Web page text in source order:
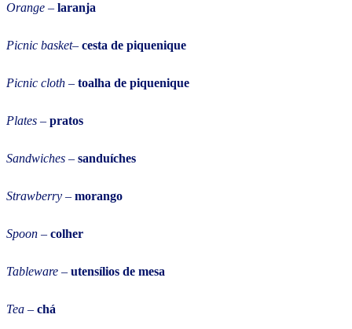
Orange – laranja
Picnic basket– cesta de piquenique
Picnic cloth – toalha de piquenique
Plates – pratos
Sandwiches – sanduíches
Strawberry – morango
Spoon – colher
Tableware – utensílios de mesa
Tea – chá